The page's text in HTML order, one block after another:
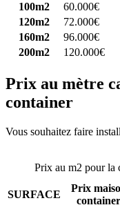
100m2
60.000€
120m2
72.000€
160m2
96.000€
200m2
120.000€
Prix au mètre
container
Vous souhaitez faire
Prix au m2 pour la
SURFACE
Prix
container